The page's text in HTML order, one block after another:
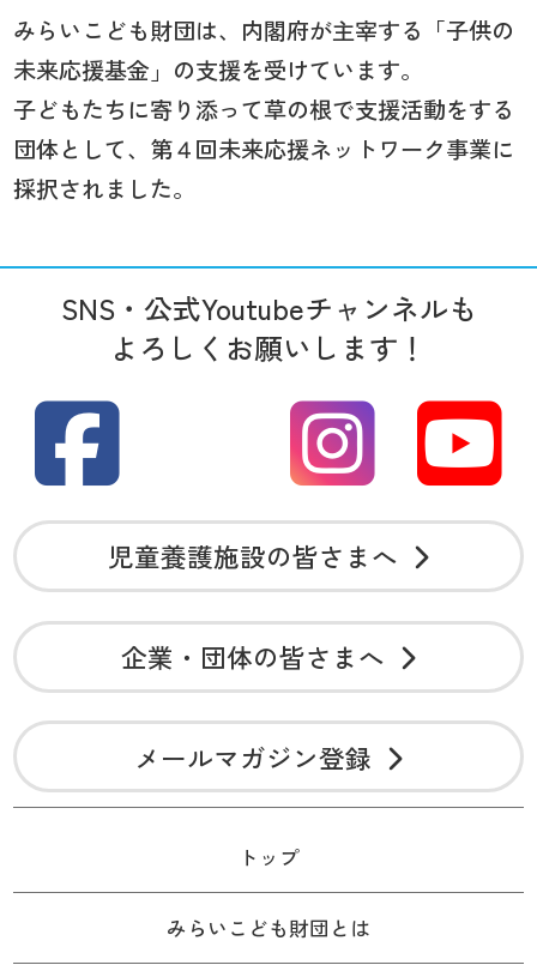
みらいこども財団は、内閣府が主宰する「子供の
未来応援基金」の支援を受けています。
子どもたちに寄り添って草の根で支援活動をする
団体として、第４回未来応援ネットワーク事業に
採択されました。
SNS・公式Youtubeチャンネルも
よろしくお願いします！
児童養護施設の皆さまへ
企業・団体の皆さまへ
メールマガジン登録
トップ
みらいこども財団とは